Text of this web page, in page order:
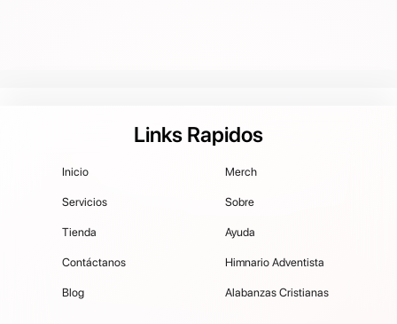
Links Rapidos
Inicio
Servicios
Tienda
Contáctanos
Blog
Merch
Sobre
Ayuda
Himnario Adventista
Alabanzas Cristianas